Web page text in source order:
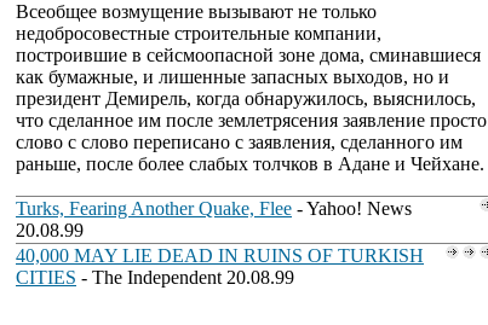
Всеобщее возмущение вызывают не только
недобросовестные строительные компании,
построившие в сейсмоопасной зоне дома, сминавшиеся
как бумажные, и лишенные запасных выходов, но и
президент Демирель, когда обнаружилось, выяснилось,
что сделанное им после землетрясения заявление просто
слово с слово переписано с заявления, сделанного им
раньше, после более слабых толчков в Адане и Чейхане.
Turks, Fearing Another Quake, Flee - Yahoo! News
20.08.99
40,000 MAY LIE DEAD IN RUINS OF TURKISH
CITIES - The Independent 20.08.99